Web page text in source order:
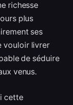
richesse
plus
ses
vouloir livrer
de séduire
venus.
cette